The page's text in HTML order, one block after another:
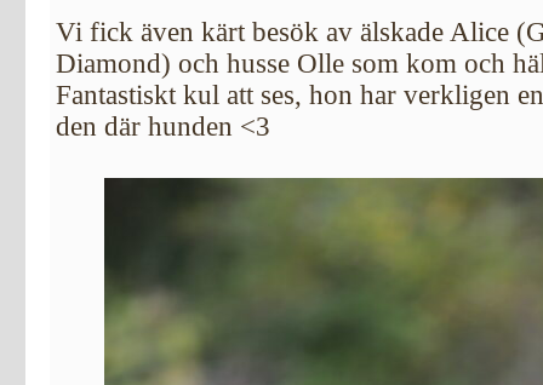
Vi fick även kärt besök av älskade Alice
Diamond) och husse Olle som kom och
Fantastiskt kul att ses, hon har verkligen
den där hunden <3